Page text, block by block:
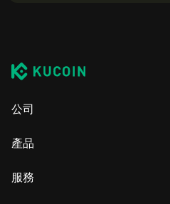
公司
產品
服務